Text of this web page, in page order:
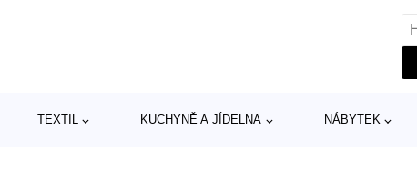
TEXTIL KUCHYNĚ A JÍDELNA NÁBYTEK